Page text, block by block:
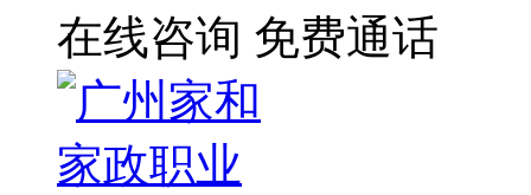
在线咨询 免费通话